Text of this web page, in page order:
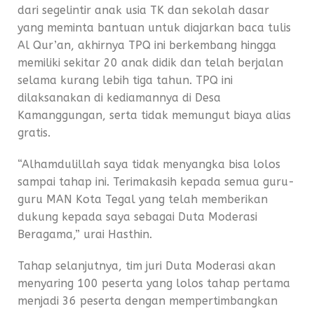
dari segelintir anak usia TK dan sekolah dasar
yang meminta bantuan untuk diajarkan baca tulis
Al Qur’an, akhirnya TPQ ini berkembang hingga
memiliki sekitar 20 anak didik dan telah berjalan
selama kurang lebih tiga tahun. TPQ ini
dilaksanakan di kediamannya di Desa
Kamanggungan, serta tidak memungut biaya alias
gratis.
“Alhamdulillah saya tidak menyangka bisa lolos
sampai tahap ini. Terimakasih kepada semua guru-
guru MAN Kota Tegal yang telah memberikan
dukung kepada saya sebagai Duta Moderasi
Beragama,” urai Hasthin.
Tahap selanjutnya, tim juri Duta Moderasi akan
menyaring 100 peserta yang lolos tahap pertama
menjadi 36 peserta dengan mempertimbangkan